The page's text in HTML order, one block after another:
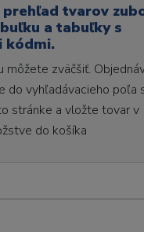
tvarov
a tabuľky s
kódmi.
môžete zväčšiť.
do vyhľadávacieho poľa
stránke a vložte tovar v
do košíka